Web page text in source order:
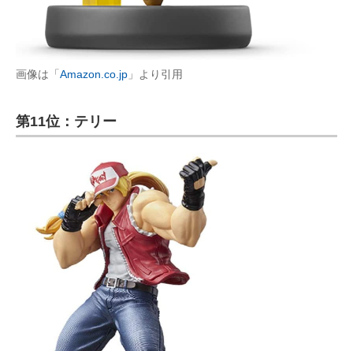
画像は「 Amazon.co.jp 」より引用
第11位：テリー